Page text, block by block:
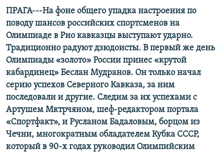
ПРАГА---На фоне общего упадка настроения по
поводу шансов российских спортсменов на
Олимпиаде в Рио кавказцы выступают ударно.
Традиционно радуют дзюдоисты. В первый же день
Олимпиады «золото» России принес «крутой
кабардинец» Беслан Мудранов. Он только начал
серию успехов Северного Кавказа, за ним
последовали и другие. Следим за их успехами с
Артушем Мктрчяном, шеф-редактором портала
«Спортфакт», и Русланом Бадаловым, борцом из
Чечни, многократным обладателем Кубка СССР,
который в 90-х годах руководил Олимпийским